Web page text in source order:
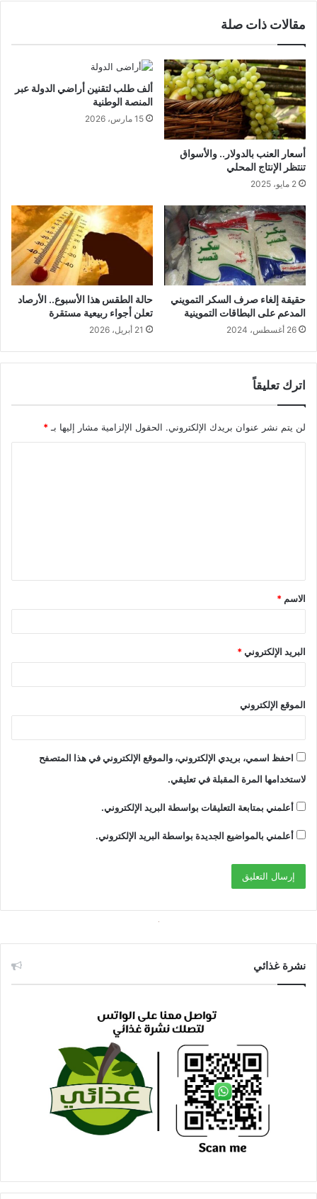
مقالات ذات صلة
أسعار العنب بالدولار.. والأسواق
تنتظر الإنتاج المحلي
2 مايو، 2025
ألف طلب لتقنين أراضي الدولة عبر
المنصة الوطنية
15 مارس، 2026
حقيقة إلغاء صرف السكر التمويني
المدعم على البطاقات التموينية
26 أغسطس، 2024
حالة الطقس هذا الأسبوع.. الأرصاد
تعلن أجواء ربيعية مستقرة
21 أبريل، 2026
اترك تعليقاً
لن يتم نشر عنوان بريدك الإلكتروني. الحقول الإلزامية مشار إليها بـ *
ق
*
الاسم *
البريد الإلكتروني*
الموقع الإلكتروني
احفظ اسمي، بريدي الإلكتروني، والموقع الإلكتروني في هذا المتصفح
لاستخدامها المرة المقبلة في تعليقي.
أعلمني بمتابعة التعليقات بواسطة البريد الإلكتروني.
أعلمني بالمواضيع الجديدة بواسطة البريد الإلكتروني.
نشرة غذائي